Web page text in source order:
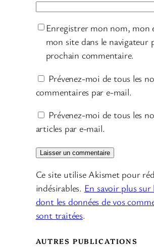
Enregistrer mon nom, mon
mon site dans le navigateur
prochain commentaire.
Prévenez-moi de tous les
commentaires par e-mail.
Prévenez-moi de tous les
articles par e-mail.
Ce site utilise Akismet pour
indésirables. En savoir plus sur
dont les données de vos
sont traitées.
AUTRES PUBLICATIONS